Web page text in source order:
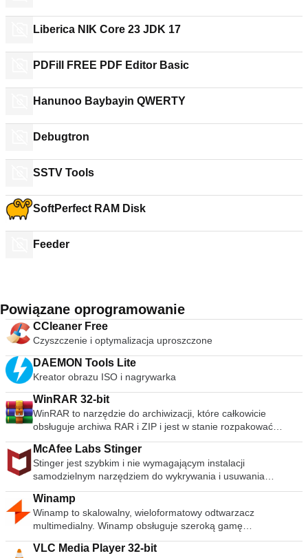
Liberica NIK Core 23 JDK 17
PDFill FREE PDF Editor Basic
Hanunoo Baybayin QWERTY
Debugtron
SSTV Tools
SoftPerfect RAM Disk
Feeder
Powiązane oprogramowanie
CCleaner Free
Czyszczenie i optymalizacja uproszczone
DAEMON Tools Lite
Kreator obrazu ISO i nagrywarka
WinRAR 32-bit
WinRAR to narzędzie do archiwizacji, które całkowicie
obsługuje archiwa RAR i ZIP i jest w stanie rozpakować
archiwa CAB, ARJ, LZH, TAR, GZ, ACE, UUE, BZ2, JAR, ISO,
7Z, Z. Konsekwentnie tworzy mniejsze archiwa niż
konkurencja, oszczędzając miejsce na dysku i koszty
transmisji. WinRAR oferuje graficzny interaktywny interfejs
wykorzystujący mysz i menu, a także interfejs wiersza
poleceń. WinRAR jest łatwiejszy w użyciu niż wiele innych
archiwizatorów, dzięki specjalnemu trybowi „Wizard”, który
umożliwia natychmiastowy dostęp do podstawowych funkcji
archiwizacji poprzez prostą procedurę pytań i odpowiedzi.
McAfee Labs Stinger
Stinger jest szybkim i nie wymagającym instalacji
samodzielnym narzędziem do wykrywania i usuwania
powszechnego złośliwego oprogramowania i zagrożeń,
idealne, jeśli komputer jest już zainfekowany. Chociaż Stinger
nie zastępuje pełnowartościowego oprogramowania
antywirusowego, Stinger jest aktualizowany wiele razy w
tygodniu, aby obejmował wykrywanie nowszych wariantów
fałszywych alarmów i rozpowszechnionych wirusów.
Winamp
Winamp to skalowalny, wieloformatowy odtwarzacz
multimedialny. Winamp obsługuje szeroką gamę
współczesnych i specjalistycznych formatów plików
muzycznych, w tym MIDI, MOD, warstwy audio 1 i 2 MPEG-1,
VLC Media Player 32-bit